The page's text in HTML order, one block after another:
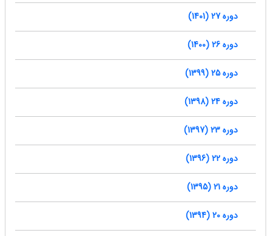
دوره 27 (1401)
دوره 26 (1400)
دوره 25 (1399)
دوره 24 (1398)
دوره 23 (1397)
دوره 22 (1396)
دوره 21 (1395)
دوره 20 (1394)